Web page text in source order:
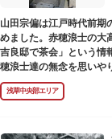
山田宗偏は江戸時代前期
めました。赤穂浪士の大
吉良邸で茶会」という情
穂浪士達の無念を思いや
墓は願竜寺（がんりゅう
浅草中央部エリア